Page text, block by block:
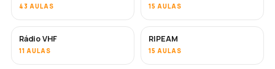
43 AULAS 15 AULAS
Rádio VHF
11 AULAS
RIPEAM
15 AULAS